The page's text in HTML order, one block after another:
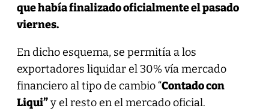
que había finalizado oficialmente el pasado
viernes.
En dicho esquema, se permitía a los
exportadores liquidar el 30% vía mercado
financiero al tipo de cambio “Contado con
Liqui”y el resto en el mercado oficial.